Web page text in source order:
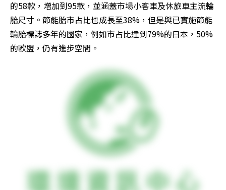
的58款，增加到95款，並涵蓋市場小客車及休旅車主流輪
胎尺寸。節能胎市占比也成長至38%，但是與已實施節能
輪胎標誌多年的國家，例如市占比達到79%的日本，50%
的歐盟，仍有進步空間。